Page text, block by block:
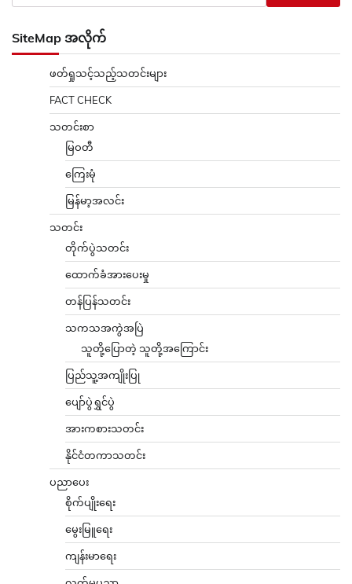
SiteMap အလိုက်
ဖတ်ရှုသင့်သည့်သတင်းများ
FACT CHECK
သတင်းစာ
မြဝတီ
ကြေးမုံ
မြန်မာ့အလင်း
သတင်း
တိုက်ပွဲသတင်း
ထောက်ခံအားပေးမှု
တန်ပြန်သတင်း
သကသအကွဲအပြဲ
သူတို့ပြောတဲ့ သူတို့အကြောင်း
ပြည်သူ့အကျိုးပြု
ပျော်ပွဲရွှင်ပွဲ
အားကစားသတင်း
နိုင်ငံတကာသတင်း
ပညာပေး
စိုက်ပျိုးရေး
မွေးမြူရေး
ကျန်းမာရေး